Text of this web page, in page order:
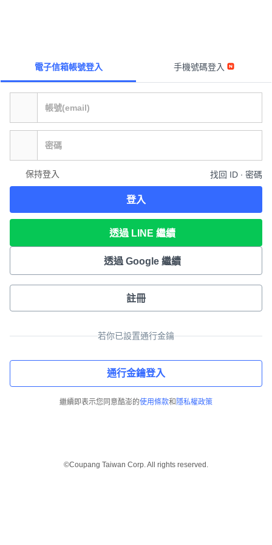
電子信箱帳號登入 手機號碼登入
保持登入 找回 ID ∙ 密碼
登入
透過 LINE 繼續
透過 Google 繼續
註冊
若你已設置通行金鑰
通行金鑰登入
繼續即表示您同意酷澎的使用條款和 隱私權政策
©Coupang Taiwan Corp. All rights reserved.